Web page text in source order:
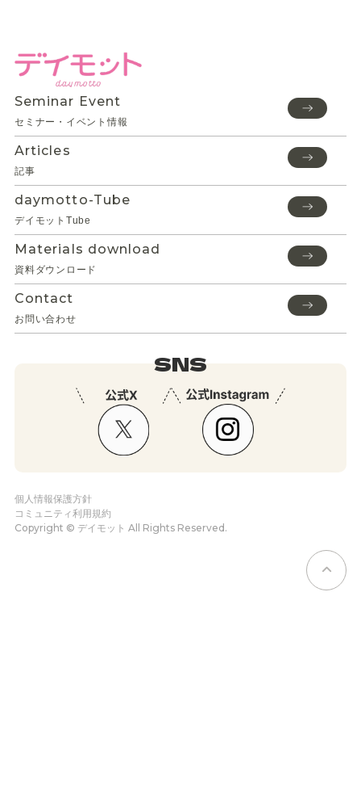
Seminar Event
セミナー・イベント情報
Articles
記事
daymotto-Tube
デイモットTube
Materials download
資料ダウンロード
Contact
お問い合わせ
SNS
個人情報保護方針
コミュニティ利用規約
Copyright © デイモット All Rights Reserved.